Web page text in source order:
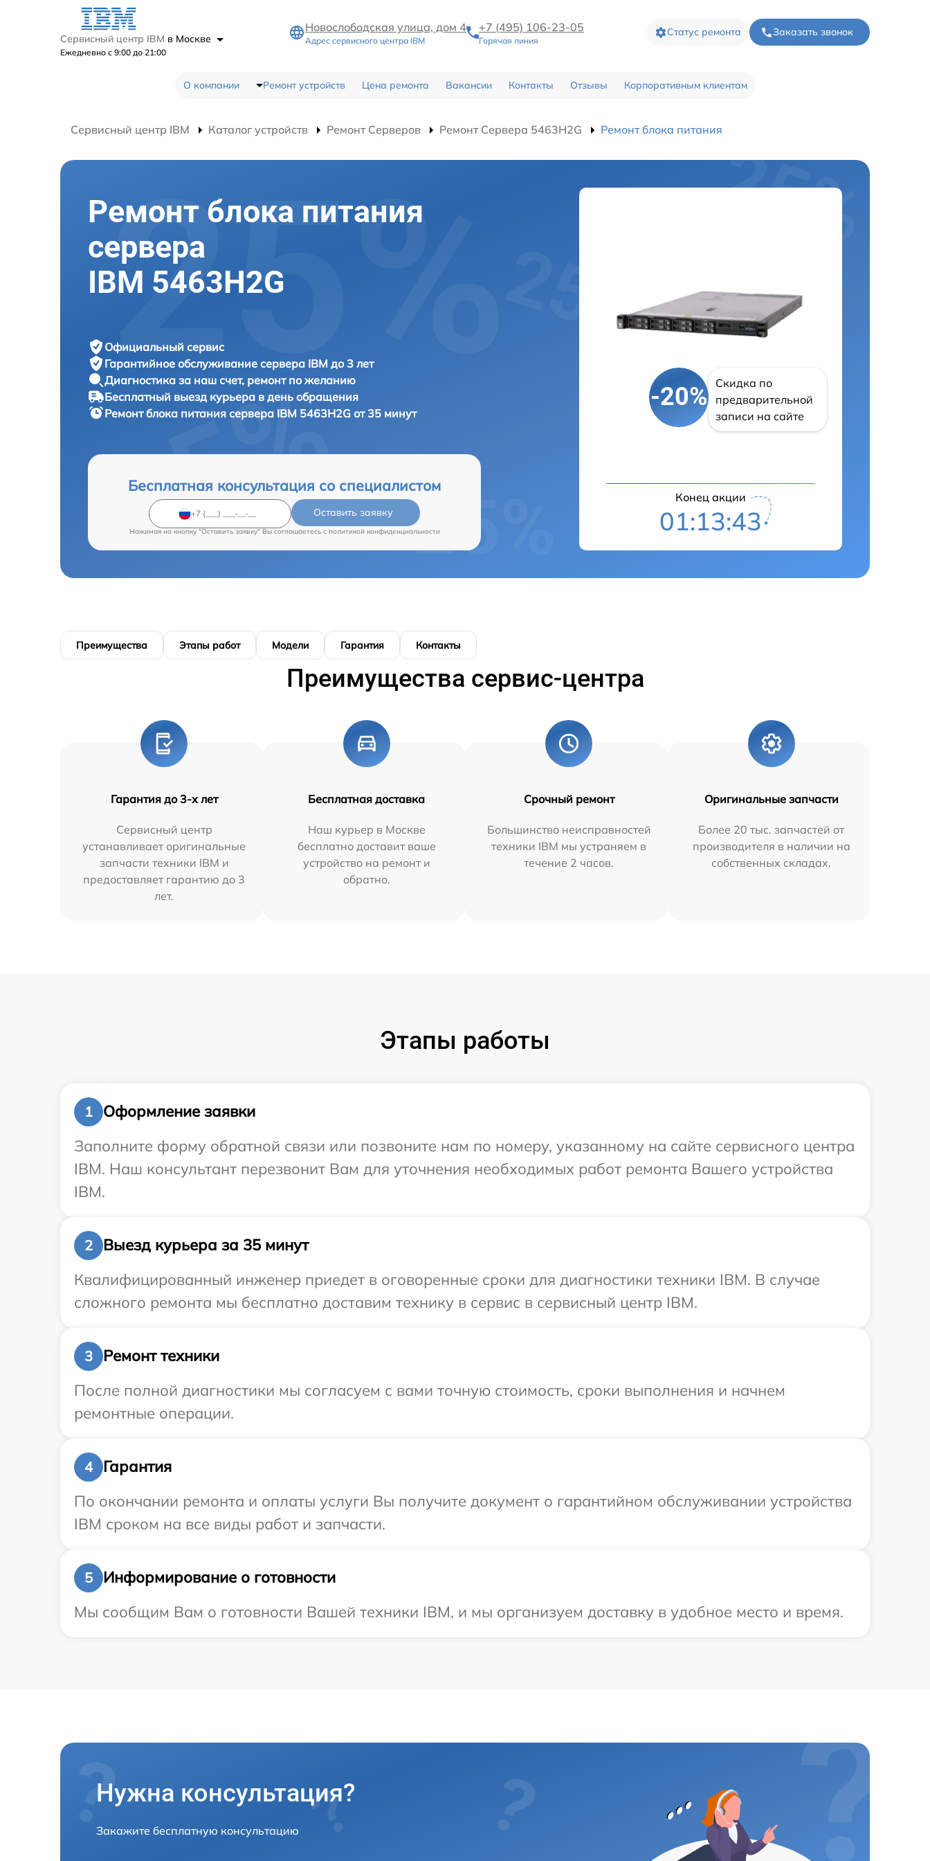
Сервисный центр IBM в Москве
Ежедневно с 9:00 до 21:00
Новослободская улица, дом 4
Адрес сервисного центра IBM
+7 (495) 106-23-05
Горячая линия
Статус ремонта Заказать звонок
О компании Ремонт устройств Цена ремонта Вакансии Контакты Отзывы Корпоративным клиентам
Сервисный центр IBM Каталог устройств Ремонт Серверов Ремонт Сервера 5463H2G Ремонт блока питания
Ремонт блока питания
сервера
IBM 5463H2G
Официальный сервис
Гарантийное обслуживание сервера IBM до 3 лет
Диагностика за наш счет, ремонт по желанию
Бесплатный выезд курьера в день обращения
Ремонт блока питания сервера IBM 5463H2G от 35 минут
Бесплатная консультация со специалистом
Оставить заявку
Нажимая на кнопку "Оставить заявку" Вы соглашаетесь c политикой конфиденциальности
-20%
Скидка по
предварительной
записи на сайте
Конец акции
01:13:42
Преимущества Этапы работ Модели Гарантия Контакты
Преимущества сервис-центра
Гарантия до 3-х лет
Сервисный центр
устанавливает оригинальные
запчасти техники IBM и
предоставляет гарантию до 3
лет.
Бесплатная доставка
Наш курьер в Москве
бесплатно доставит ваше
устройство на ремонт и
обратно.
Срочный ремонт
Большинство неисправностей
техники IBM мы устраняем в
течение 2 часов.
Оригинальные запчасти
Более 20 тыс. запчастей от
производителя в наличии на
собственных складах.
Этапы работы
1
Оформление заявки
Заполните форму обратной связи или позвоните нам по номеру, указанному на сайте сервисного центра
IBM. Наш консультант перезвонит Вам для уточнения необходимых работ ремонта Вашего устройства
IBM.
2
Выезд курьера за 35 минут
Квалифицированный инженер приедет в оговоренные сроки для диагностики техники IBM. В случае
сложного ремонта мы бесплатно доставим технику в сервис в сервисный центр IBM.
3
Ремонт техники
После полной диагностики мы согласуем с вами точную стоимость, сроки выполнения и начнем
ремонтные операции.
4
Гарантия
По окончании ремонта и оплаты услуги Вы получите документ о гарантийном обслуживании устройства
IBM сроком на все виды работ и запчасти.
5
Информирование о готовности
Мы сообщим Вам о готовности Вашей техники IBM, и мы организуем доставку в удобное место и время.
Нужна консультация?
Закажите бесплатную консультацию